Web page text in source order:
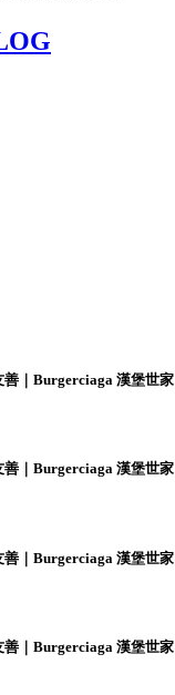
善｜Burgerciaga 漢堡世家
善｜Burgerciaga 漢堡世家
善｜Burgerciaga 漢堡世家
善｜Burgerciaga 漢堡世家